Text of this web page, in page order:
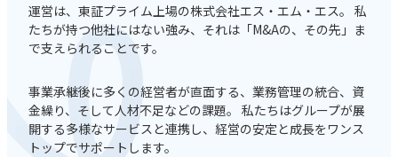
運営は、東証プライム上場の株式会社エス・エム・エス。 私
たちが持つ他社にはない強み、それは「M&Aの、その先」ま
で支えられることです。
事業承継後に多くの経営者が直面する、業務管理の統合、資
金繰り、そして人材不足などの課題。 私たちはグループが展
開する多様なサービスと連携し、経営の安定と成長をワンス
トップでサポートします。